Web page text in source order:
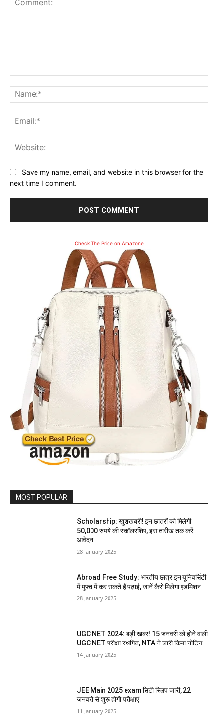
Save my name, email, and website in this browser for the
next time I comment.
Check The Price on Amazone
MOST POPULAR
Scholarship: खुशखबरी! इन छात्रों को मिलेगी
50,000 रुपये की स्कॉलरशिप, इस तारीख तक करें
आवेदन
28 January 2025
Abroad Free Study: भारतीय छात्र इन यूनिवर्सिटी
में मुफ्त में कर सकते हैं पढ़ाई, जानें कैसे मिलेगा एडमिशन
28 January 2025
UGC NET 2024: बड़ी खबर! 15 जनवरी को होने वाली
UGC NET परीक्षा स्थगित, NTA ने जारी किया नोटिस
14 January 2025
JEE Main 2025 exam सिटी स्लिप जारी, 22
जनवरी से शुरू होंगी परीक्षाएं
11 January 2025